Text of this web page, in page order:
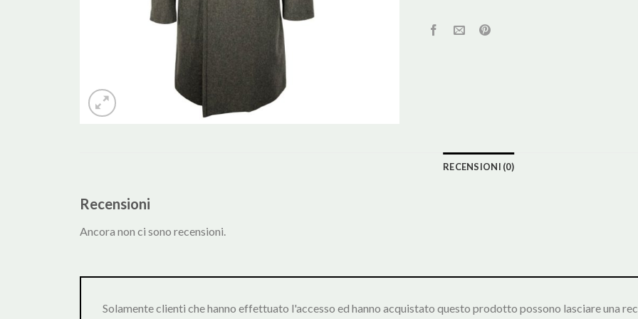
RECENSIONI (0)
Recensioni
Ancora non ci sono recensioni.
Solamente clienti che hanno effettuato l'accesso ed hanno acquistato questo prodotto possono lasciare una